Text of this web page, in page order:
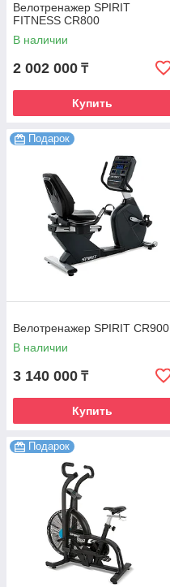
Велотренажер SPIRIT
FITNESS CR800
В наличии
2 002 000 ₸
Купить
Подарок
Велотренажер SPIRIT CR900
В наличии
3 140 000 ₸
Купить
Подарок